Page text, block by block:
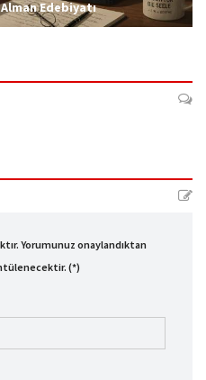
Edebiyatı
Yorumunuz onaylandıktan
(*)